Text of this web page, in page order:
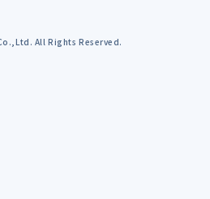
All Rights Reserved.